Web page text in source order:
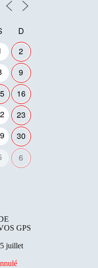
D
2
9
16
23
30
6
GPS
juillet